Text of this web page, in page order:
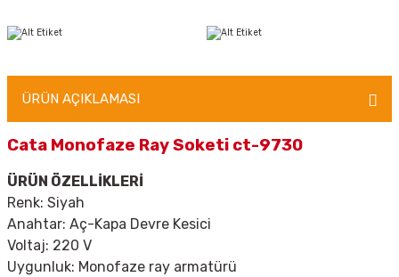
ÜRÜN AÇIKLAMASI
Cata Monofaze Ray Soketi ct-9730
ÜRÜN ÖZELLİKLERİ
Renk: Siyah
Anahtar: Aç-Kapa Devre Kesici
Voltaj: 220 V
Uygunluk: Monofaze ray armatürü